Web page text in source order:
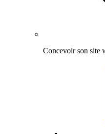
Concevoir son site